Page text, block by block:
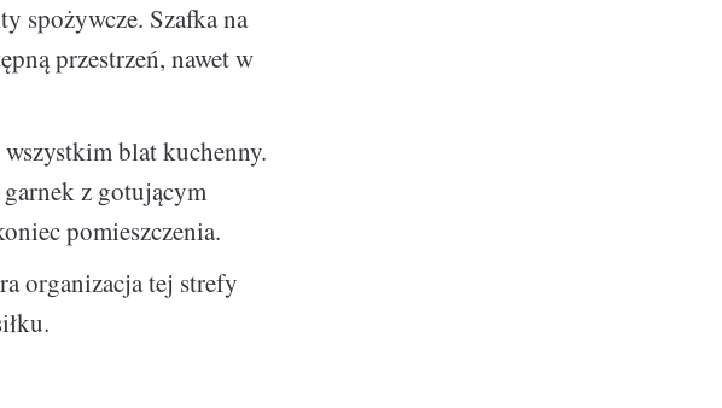
spożywcze. Szafka na
przestrzeń, nawet w
blat kuchenny.
z gotującym
pomieszczenia.
organizacja tej strefy